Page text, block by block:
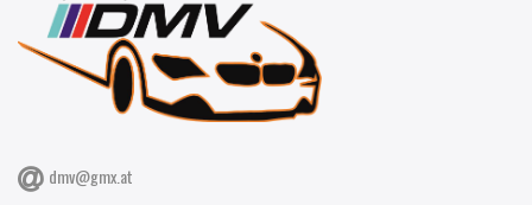
dmv@gmx.at